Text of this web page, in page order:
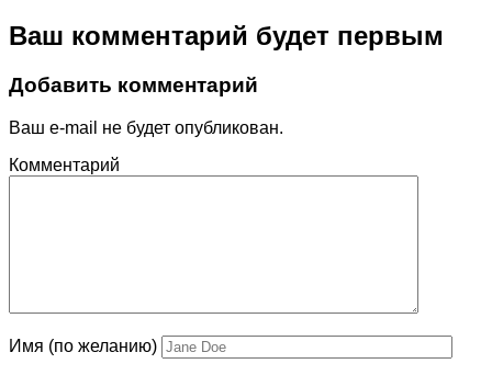
Ваш комментарий будет первым
Добавить комментарий
Ваш e-mail не будет опубликован.
Комментарий
Имя (по желанию)